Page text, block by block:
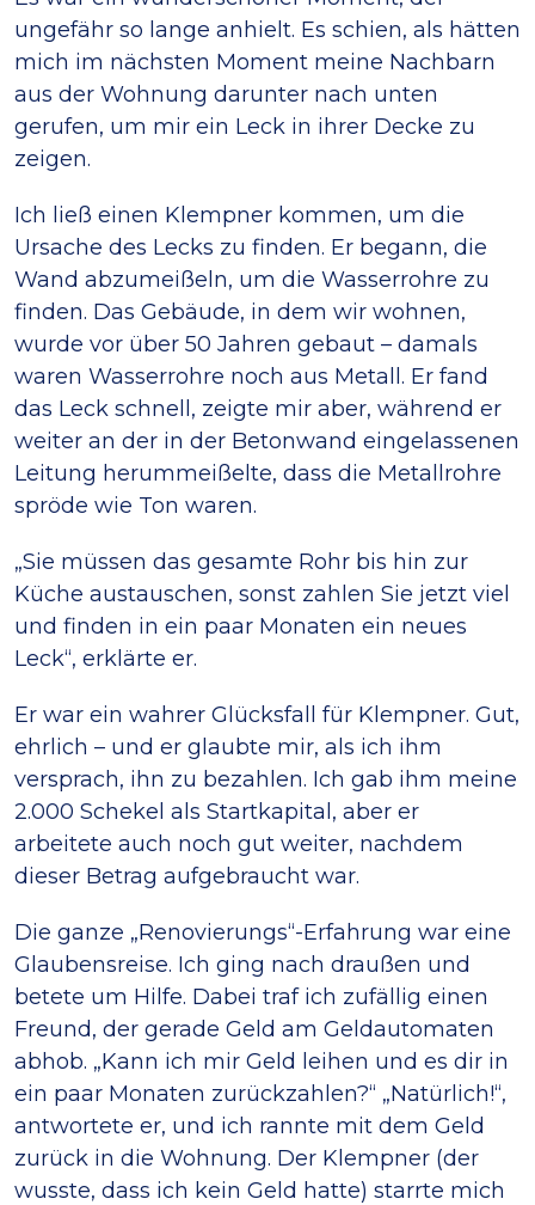
ungefähr so lange anhielt. Es schien, als hätten
mich im nächsten Moment meine Nachbarn
aus der Wohnung darunter nach unten
gerufen, um mir ein Leck in ihrer Decke zu
zeigen.
Ich ließ einen Klempner kommen, um die
Ursache des Lecks zu finden. Er begann, die
Wand abzumeißeln, um die Wasserrohre zu
finden. Das Gebäude, in dem wir wohnen,
wurde vor über 50 Jahren gebaut – damals
waren Wasserrohre noch aus Metall. Er fand
das Leck schnell, zeigte mir aber, während er
weiter an der in der Betonwand eingelassenen
Leitung herummeißelte, dass die Metallrohre
spröde wie Ton waren.
„Sie müssen das gesamte Rohr bis hin zur
Küche austauschen, sonst zahlen Sie jetzt viel
und finden in ein paar Monaten ein neues
Leck“, erklärte er.
Er war ein wahrer Glücksfall für Klempner. Gut,
ehrlich – und er glaubte mir, als ich ihm
versprach, ihn zu bezahlen. Ich gab ihm meine
2.000 Schekel als Startkapital, aber er
arbeitete auch noch gut weiter, nachdem
dieser Betrag aufgebraucht war.
Die ganze „Renovierungs“-Erfahrung war eine
Glaubensreise. Ich ging nach draußen und
betete um Hilfe. Dabei traf ich zufällig einen
Freund, der gerade Geld am Geldautomaten
abhob. „Kann ich mir Geld leihen und es dir in
ein paar Monaten zurückzahlen?“ „Natürlich!“,
antwortete er, und ich rannte mit dem Geld
zurück in die Wohnung. Der Klempner (der
wusste, dass ich kein Geld hatte) starrte mich